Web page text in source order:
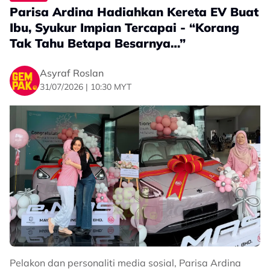
Parisa Ardina Hadiahkan Kereta EV Buat
Ibu, Syukur Impian Tercapai - “Korang
Tak Tahu Betapa Besarnya…”
Asyraf Roslan
31/07/2026 | 10:30 MYT
Pelakon dan personaliti media sosial, Parisa Ardina